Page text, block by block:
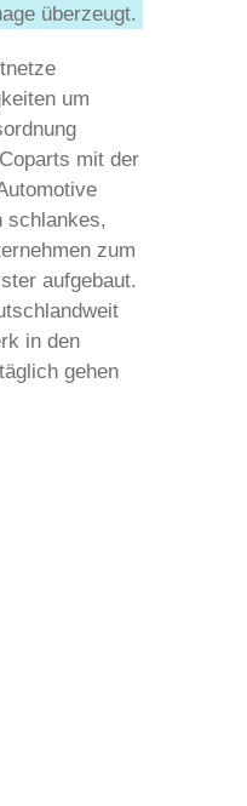
überzeugt.
um
mit der
schlankes,
zum
aufgebaut.
in den
gehen